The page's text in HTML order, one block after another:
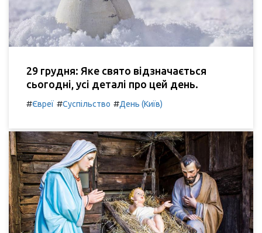
29 грудня: Яке свято відзначається
сьогодні, усі деталі про цей день.
#Євреї #Суспільство #День (Київ)